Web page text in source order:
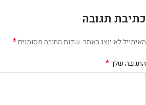
כתיבת תגובה
האימייל לא יוצג באתר. שדות החובה מסומנים*
התגובה שלך*